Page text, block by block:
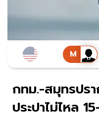
กทม.-สมุทรปร
ประปาไม่ไหล